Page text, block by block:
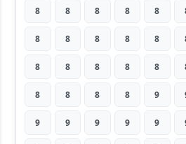
8 8 8 8 8
8 8 8 8 8
8 8 8 8 8
8 8 8 8 9
9 9 9 9 9